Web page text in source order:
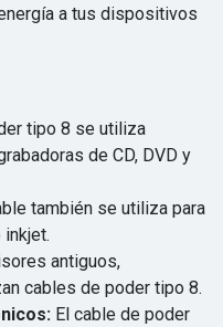
a tus dispositivos
tipo 8 se utiliza
de CD, DVD y
también se utiliza para
antiguos,
cables de poder tipo 8.
El cable de poder